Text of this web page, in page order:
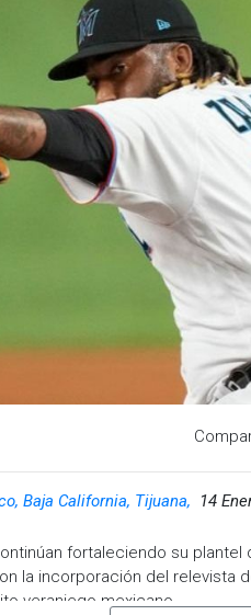
Baja California, Tijuana, 14
fortaleciendo su
la incorporación del relevista
veraniego mexicano.